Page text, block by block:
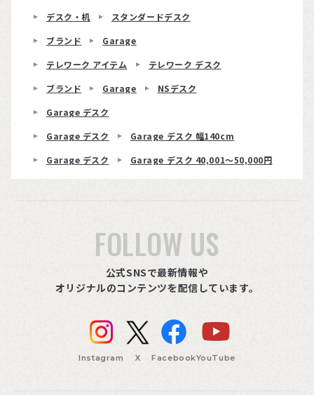
デスク・机
スタンダードデスク
ブランド
Garage
テレワーク アイテム
テレワーク デスク
ブランド
Garage
NSデスク
Garage デスク
Garage デスク
Garage デスク 幅140cm
Garage デスク
Garage デスク 40,001〜50,000円
FOLLOW US
公式SNSで最新情報や
オリジナルのコンテンツを配信しています。
Instagram X FacebookYouTube